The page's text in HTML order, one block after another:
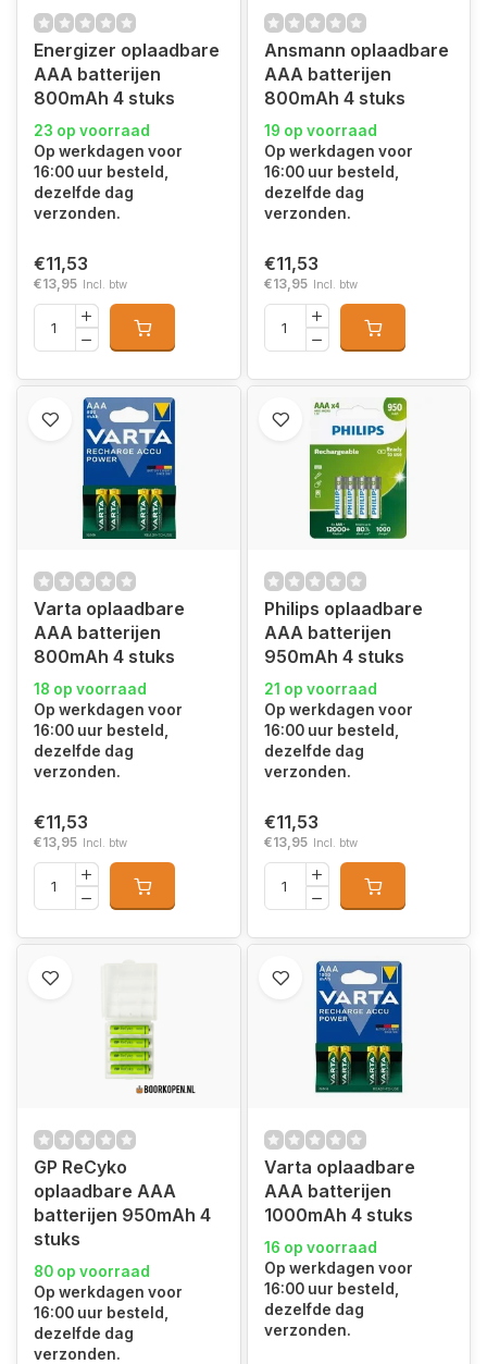
Energizer oplaadbare
AAA batterijen
800mAh 4 stuks
23 op voorraad
Op werkdagen voor
16:00 uur besteld,
dezelfde dag
verzonden.
€11,53
€13,95 Incl. btw
Ansmann oplaadbare
AAA batterijen
800mAh 4 stuks
19 op voorraad
Op werkdagen voor
16:00 uur besteld,
dezelfde dag
verzonden.
€11,53
€13,95 Incl. btw
Varta oplaadbare
AAA batterijen
800mAh 4 stuks
18 op voorraad
Op werkdagen voor
16:00 uur besteld,
dezelfde dag
verzonden.
€11,53
€13,95 Incl. btw
Philips oplaadbare
AAA batterijen
950mAh 4 stuks
21 op voorraad
Op werkdagen voor
16:00 uur besteld,
dezelfde dag
verzonden.
€11,53
€13,95 Incl. btw
GP ReCyko
oplaadbare AAA
batterijen 950mAh 4
stuks
80 op voorraad
Op werkdagen voor
16:00 uur besteld,
dezelfde dag
verzonden.
Varta oplaadbare
AAA batterijen
1000mAh 4 stuks
16 op voorraad
Op werkdagen voor
16:00 uur besteld,
dezelfde dag
verzonden.